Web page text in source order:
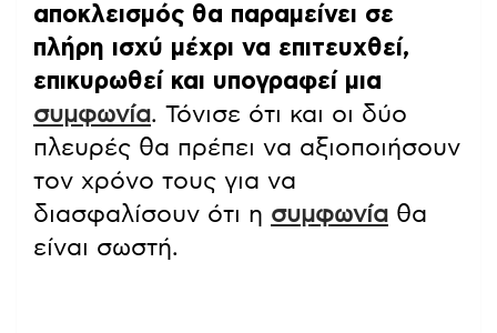
αποκλεισμός θα παραμείνει σε
πλήρη ισχύ μέχρι να επιτευχθεί,
επικυρωθεί και υπογραφεί μια
συμφωνία. Τόνισε ότι και οι δύο
πλευρές θα πρέπει να αξιοποιήσουν
τον χρόνο τους για να
διασφαλίσουν ότι η συμφωνία θα
είναι σωστή.